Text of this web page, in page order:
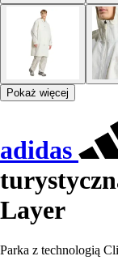
Pokaż więcej
adidas
Layer
Parka z technologią